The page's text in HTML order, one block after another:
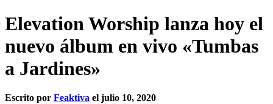
Elevation Worship lanza hoy el
nuevo álbum en vivo «Tumbas
a Jardines»
Escrito por Feaktiva el julio 10, 2020